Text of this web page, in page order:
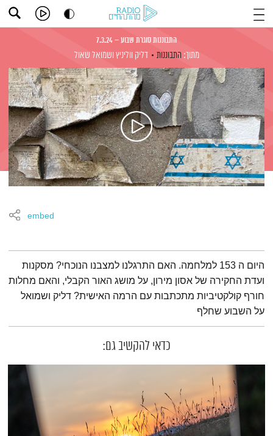
התבוננות סוגרת שבוע – 7.3.24
מתוך: התבוננות דליק ווליניץ ושמואל שאול
embed
תמצית הפודקאסטהיום ה 153 למלחמה. האם התרגלנו למצבנו הנוכחי? מסקנות
ועדת החקירה של אסון מירון, על מושג האור הקבלי, והאם מחלות
חורף קולקטיביות מתכתבות עם הרמה האישית? דליק ושמואל
על השבוע שחלף
כדאי להקשיב גם: